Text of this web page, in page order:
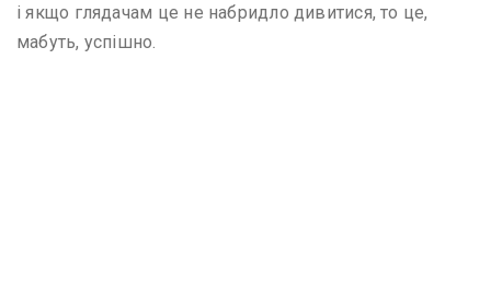
і якщо глядачам це не набридло дивитися, то це,
мабуть, успішно.